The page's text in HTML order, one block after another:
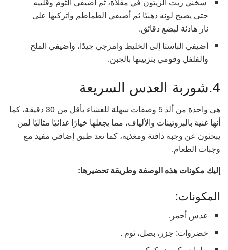
حتى يصبح لونه ذهبيًا ثم أضيفي الطماطم واتركيها على
نار هادئة لبضع دقائق.
أضيفي الباستا إلى الخليط وامزجي جيدًا، وأضيفي الملح
والفلفل وقومي بتزيينها بالجبن.
4.شوربة العدس السريعة
هي واحدة من ألذ 5 وصفات سهلة للعشاء بأقل من 30 دقيقة، كما
أنها غنية بالبروتينات والألياف، مما يجعلها خيارًا غذائيًا مثاليًا لمن
يبحثون عن وجبة دافئة ومغذية، كما تعد طبق إضافي مفيد مع
وجبات الطعام.
إليك مكونات هذه الوصفة وطريقة تحضيرها:
المكونات:
عدس أحمر.
خضروات: جزر، بصل، ثوم .